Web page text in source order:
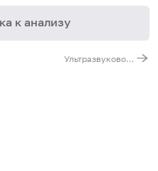
к анализу
Ультразвуковое исследование желчного пузыря